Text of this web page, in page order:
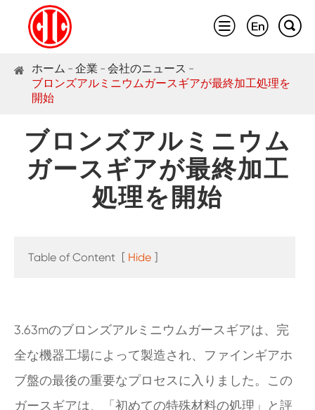
  
ホーム 企業
会社のニュース
ブロンズアルミニウムガースギアが最終加工処理を
開始
ブロンズアルミニウム
ガースギアが最終加工
処理を開始
Table of Content [ Hide ]
3.63mのブロンズアルミニウムガースギアは、完
全な機器工場によって製造され、ファインギアホ
ブ盤の最後の重要なプロセスに入りました。この
ガースギアは、「初めての特殊材料の処理」と評